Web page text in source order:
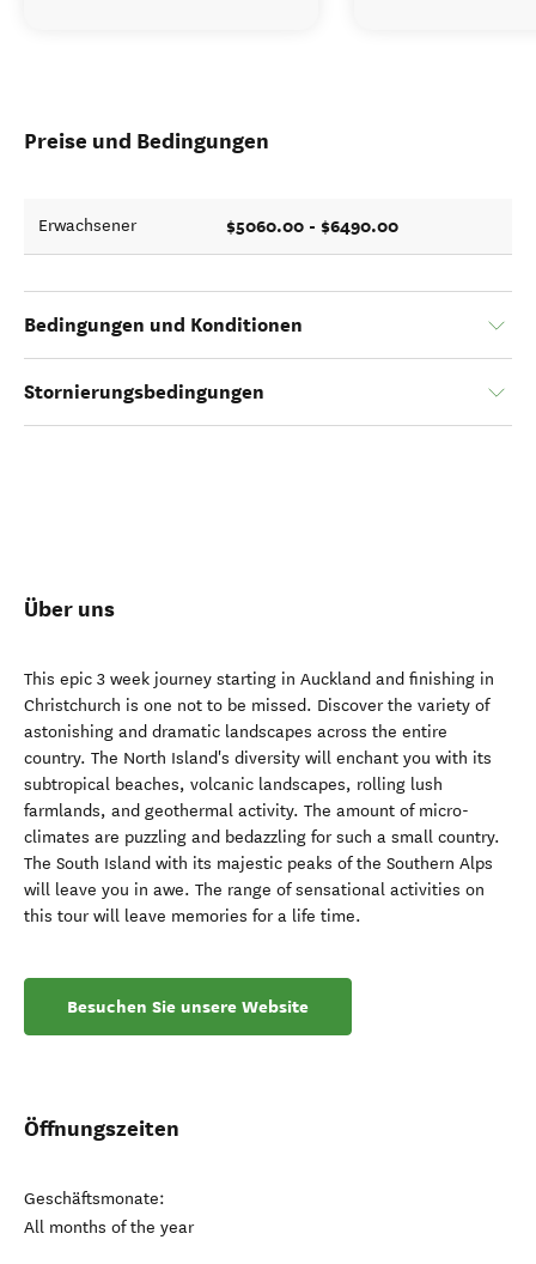
Preise und Bedingungen
Erwachsener $5060.00 - $6490.00
Bedingungen und Konditionen
Stornierungsbedingungen
Über uns
This epic 3 week journey starting in Auckland and finishing in
Christchurch is one not to be missed. Discover the variety of
astonishing and dramatic landscapes across the entire
country. The North Island's diversity will enchant you with its
subtropical beaches, volcanic landscapes, rolling lush
farmlands, and geothermal activity. The amount of micro-
climates are puzzling and bedazzling for such a small country.
The South Island with its majestic peaks of the Southern Alps
will leave you in awe. The range of sensational activities on
this tour will leave memories for a life time.
Besuchen Sie unsere Website
Öffnungszeiten
Geschäftsmonate:
All months of the year